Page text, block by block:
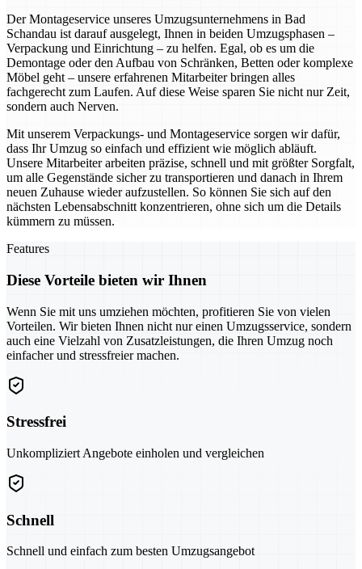
Der Montageservice unseres Umzugsunternehmens in Bad
Schandau ist darauf ausgelegt, Ihnen in beiden Umzugsphasen –
Verpackung und Einrichtung – zu helfen. Egal, ob es um die
Demontage oder den Aufbau von Schränken, Betten oder komplexe
Möbel geht – unsere erfahrenen Mitarbeiter bringen alles
fachgerecht zum Laufen. Auf diese Weise sparen Sie nicht nur Zeit,
sondern auch Nerven.
Mit unserem Verpackungs- und Montageservice sorgen wir dafür,
dass Ihr Umzug so einfach und effizient wie möglich abläuft.
Unsere Mitarbeiter arbeiten präzise, schnell und mit größter Sorgfalt,
um alle Gegenstände sicher zu transportieren und danach in Ihrem
neuen Zuhause wieder aufzustellen. So können Sie sich auf den
nächsten Lebensabschnitt konzentrieren, ohne sich um die Details
kümmern zu müssen.
Features
Diese Vorteile bieten wir Ihnen
Wenn Sie mit uns umziehen möchten, profitieren Sie von vielen
Vorteilen. Wir bieten Ihnen nicht nur einen Umzugsservice, sondern
auch eine Vielzahl von Zusatzleistungen, die Ihren Umzug noch
einfacher und stressfreier machen.
Stressfrei
Unkompliziert Angebote einholen und vergleichen
Schnell
Schnell und einfach zum besten Umzugsangebot